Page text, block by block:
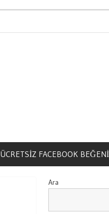
ÜCRETSIZ FACEBOOK
Ara